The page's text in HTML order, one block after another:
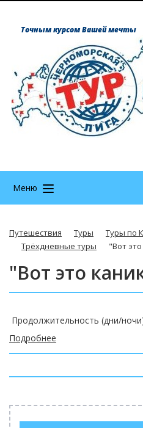
Точным курсом Вашей мечты
Меню
Путешествия Туры Туры по
Трёхдневные туры
"Вот
"Вот это
Продолжительность (дни/
Подробнее